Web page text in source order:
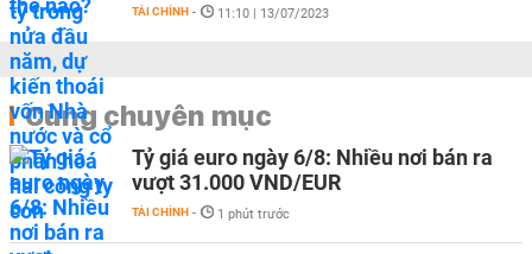
TÀI CHÍNH - 11:10 | 13/07/2023
Cùng chuyên mục
Tỷ giá euro ngày 6/8: Nhiều nơi bán ra
vượt 31.000 VND/EUR
TÀI CHÍNH - 1 phút trước